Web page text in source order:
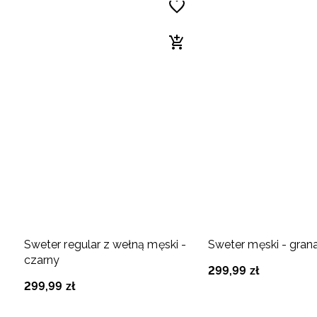
Sweter regular z wełną męski -
czarny
299,99 zł
Sweter męski -
299,99 zł